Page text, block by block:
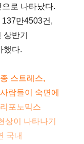
로 나타났다.
만4503건,
반기
했다.
스트레스,
람들이 숙면에
포노믹스
이 나타나기
국내